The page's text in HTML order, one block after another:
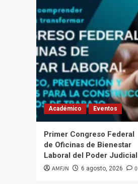
Académico Eventos
Primer Congreso Federal
de Oficinas de Bienestar
Laboral del Poder Judicial
AMFJN 6 agosto, 2026 0